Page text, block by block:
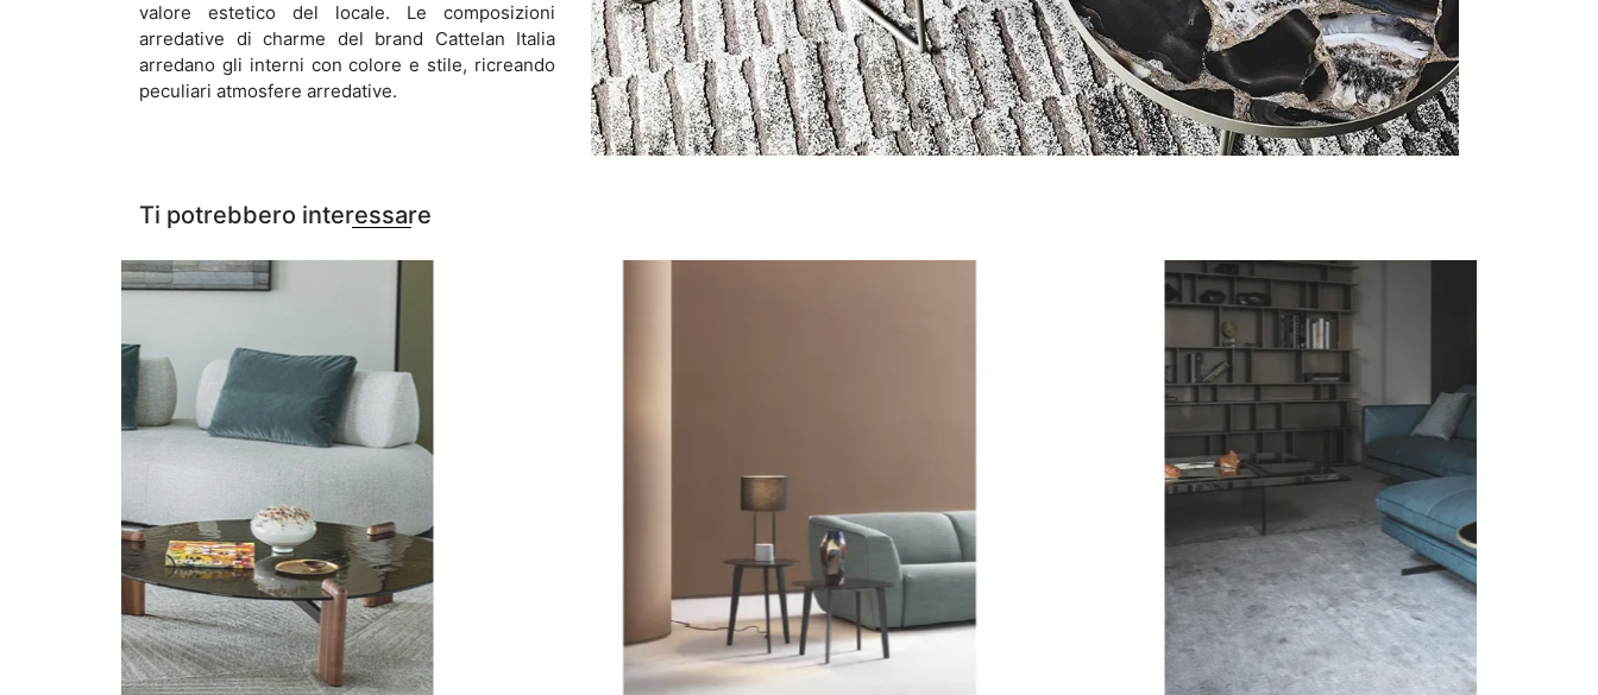
valore estetico del locale. Le composizioni
arredative di charme del brand Cattelan Italia
arredano gli interni con colore e stile, ricreando
peculiari atmosfere arredative.
Ti potrebbero interessare